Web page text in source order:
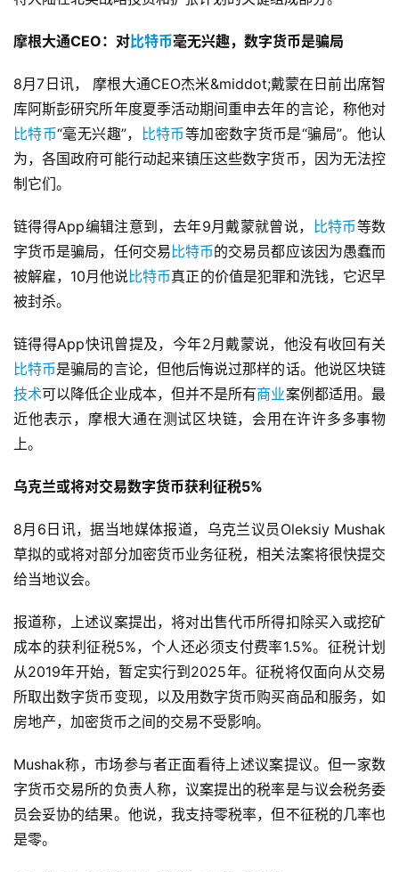
摩根大通CEO：对比特币毫无兴趣，数字货币是骗局
8月7日讯， 摩根大通CEO杰米&middot;戴蒙在日前出席智
库阿斯彭研究所年度夏季活动期间重申去年的言论，称他对
比特币“毫无兴趣”， 比特币等加密数字货币是“骗局”。他认
为，各国政府可能行动起来镇压这些数字货币，因为无法控
制它们。
链得得App编辑注意到，去年9月戴蒙就曾说， 比特币等数
字货币是骗局，任何交易 比特币的交易员都应该因为愚蠢而
被解雇，10月他说比特币真正的价值是犯罪和洗钱，它迟早
被封杀。
链得得App快讯曾提及，今年2月戴蒙说，他没有收回有关
比特币是骗局的言论，但他后悔说过那样的话。他说区块链
技术可以降低企业成本，但并不是所有商业案例都适用。最
近他表示，摩根大通在测试区块链，会用在许许多多事物
上。
乌克兰或将对交易数字货币获利征税5%
8月6日讯，据当地媒体报道，乌克兰议员Oleksiy Mushak
草拟的或将对部分加密货币业务征税，相关法案将很快提交
给当地议会。
报道称，上述议案提出，将对出售代币所得扣除买入或挖矿
成本的获利征税5%，个人还必须支付费率1.5%。征税计划
从2019年开始，暂定实行到2025年。征税将仅面向从交易
所取出数字货币变现，以及用数字货币购买商品和服务，如
房地产，加密货币之间的交易不受影响。
Mushak称，市场参与者正面看待上述议案提议。但一家数
字货币交易所的负责人称，议案提出的税率是与议会税务委
员会妥协的结果。他说，我支持零税率，但不征税的几率也
是零。